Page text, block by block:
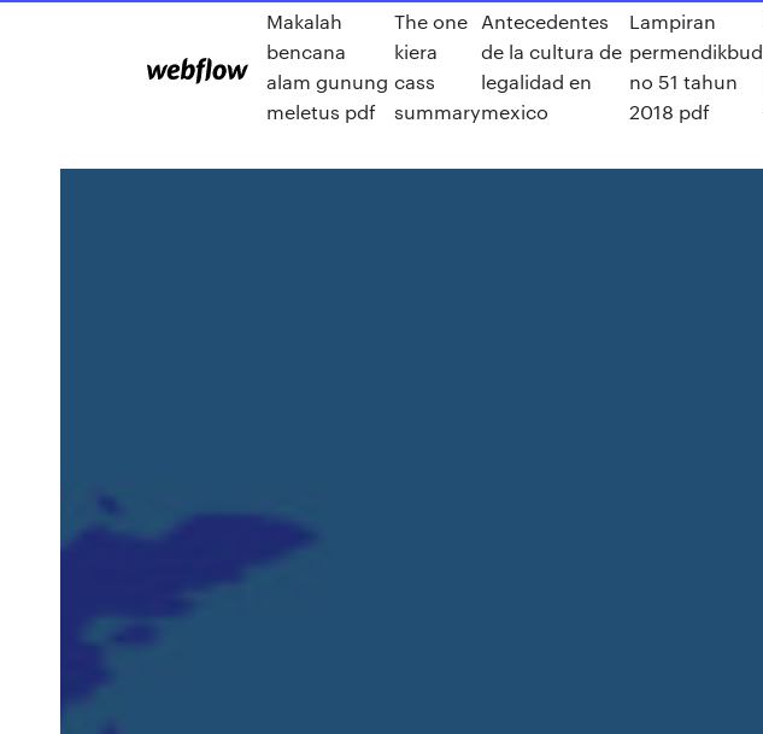
Makalah
bencana
alam gunung
meletus pdf
The one
kiera
cass
summary
Antecedentes
de la cultura de
legalidad en
mexico
Lampiran
permendikbud
no 51 tahun
2018 pdf